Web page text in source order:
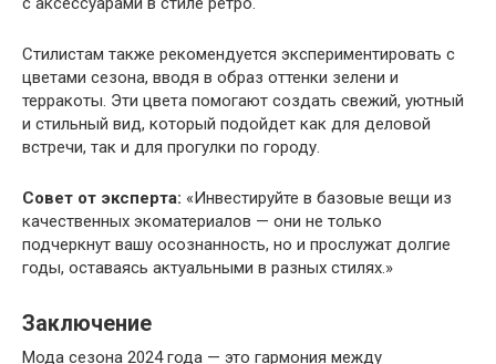
Стилистам также рекомендуется экспериментировать с
цветами сезона, вводя в образ оттенки зелени и
терракоты. Эти цвета помогают создать свежий, уютный
и стильный вид, который подойдет как для деловой
встречи, так и для прогулки по городу.
Совет от эксперта: «Инвестируйте в базовые вещи из
качественных экоматериалов — они не только
подчеркнут вашу осознанность, но и прослужат долгие
годы, оставаясь актуальными в разных стилях.»
Заключение
Мода сезона 2024 года — это гармония между